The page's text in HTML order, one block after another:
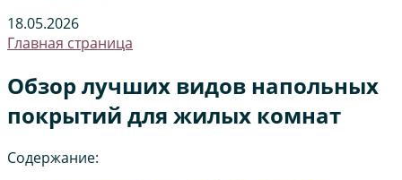
18.05.2026
Главная страница
Обзор лучших видов напольных
покрытий для жилых комнат
Содержание: